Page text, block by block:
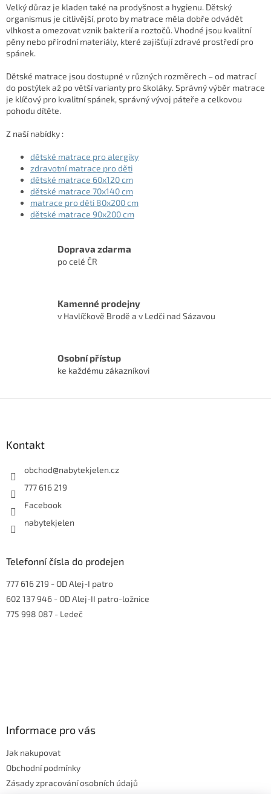
s
u
Velký důraz je kladen také na prodyšnost a hygienu. Dětský
organismus je citlivější, proto by matrace měla dobře odvádět
vlhkost a omezovat vznik bakterií a roztočů. Vhodné jsou kvalitní
pěny nebo přírodní materiály, které zajišťují zdravé prostředí pro
spánek.
Dětské matrace jsou dostupné v různých rozměrech – od matrací
do postýlek až po větší varianty pro školáky. Správný výběr matrace
je klíčový pro kvalitní spánek, správný vývoj páteře a celkovou
pohodu dítěte.
Z naší nabídky :
dětské matrace pro alergiky
zdravotní matrace pro děti
dětské matrace 60x120 cm
dětské matrace 70x140 cm
matrace pro děti 80x200 cm
dětské matrace 90x200 cm
Doprava zdarma
po celé ČR
Kamenné prodejny
v Havlíčkově Brodě a v Ledči nad Sázavou
Osobní přístup
ke každému zákazníkovi
Kontakt
obchod@nabytekjelen.cz
777 616 219
Facebook
nabytekjelen
Telefonní čísla do prodejen
777 616 219 - OD Alej-I patro
602 137 946 - OD Alej-II patro-ložnice
775 998 087 - Ledeč
Informace pro vás
Jak nakupovat
Obchodní podmínky
Zásady zpracování osobních údajů